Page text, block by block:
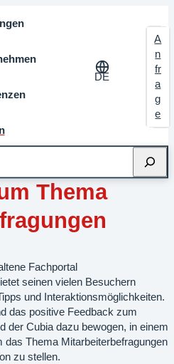
DE
A
n
fr
a
g
e
Thema
Fachportal
seinen vielen Besuchern
und Interaktionsmöglichkeiten.
das positive Feedback zum
der Cubia dazu bewogen, in einem
das Thema Mitarbeiterbefragungen
zu stellen.